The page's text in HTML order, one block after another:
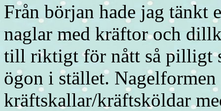
Från början hade jag tänkt
naglar med kräftor och
till riktigt för nått så pilligt
ögon i stället.
kräftskallar/kräftsköldar